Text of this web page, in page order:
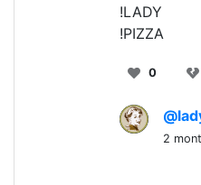
!LADY
!PIZZA
0
2